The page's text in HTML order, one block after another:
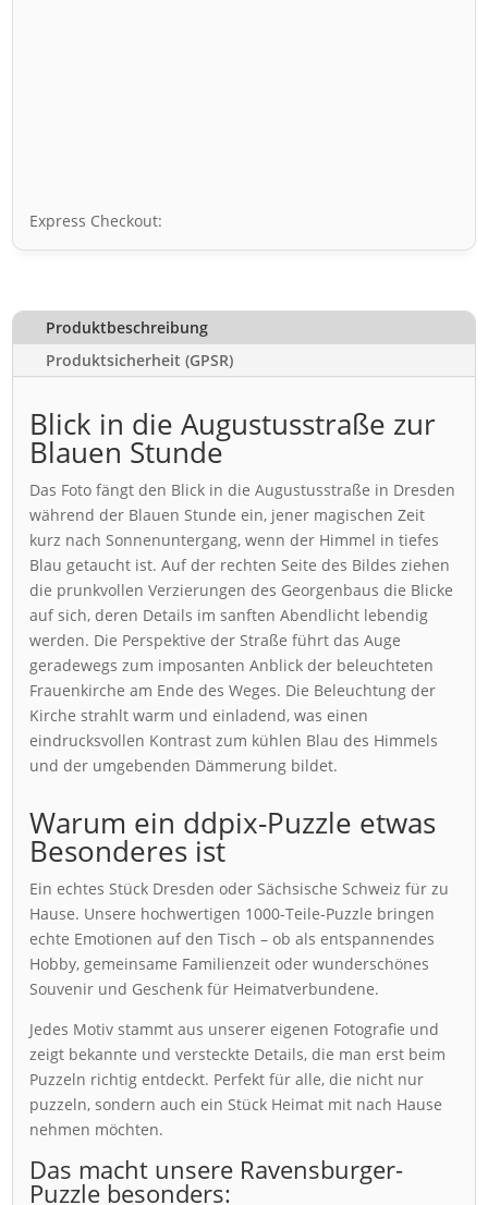
Express Checkout:
Produktbeschreibung
Produktsicherheit (GPSR)
Blick in die Augustusstraße zur
Blauen Stunde
Das Foto fängt den Blick in die Augustusstraße in Dresden
während der Blauen Stunde ein, jener magischen Zeit
kurz nach Sonnenuntergang, wenn der Himmel in tiefes
Blau getaucht ist. Auf der rechten Seite des Bildes ziehen
die prunkvollen Verzierungen des Georgenbaus die Blicke
auf sich, deren Details im sanften Abendlicht lebendig
werden. Die Perspektive der Straße führt das Auge
geradewegs zum imposanten Anblick der beleuchteten
Frauenkirche am Ende des Weges. Die Beleuchtung der
Kirche strahlt warm und einladend, was einen
eindrucksvollen Kontrast zum kühlen Blau des Himmels
und der umgebenden Dämmerung bildet.
Warum ein ddpix-Puzzle etwas
Besonderes ist
Ein echtes Stück Dresden oder Sächsische Schweiz für zu
Hause. Unsere hochwertigen 1000-Teile-Puzzle bringen
echte Emotionen auf den Tisch – ob als entspannendes
Hobby, gemeinsame Familienzeit oder wunderschönes
Souvenir und Geschenk für Heimatverbundene.
Jedes Motiv stammt aus unserer eigenen Fotografie und
zeigt bekannte und versteckte Details, die man erst beim
Puzzeln richtig entdeckt. Perfekt für alle, die nicht nur
puzzeln, sondern auch ein Stück Heimat mit nach Hause
nehmen möchten.
Das macht unsere Ravensburger-
Puzzle besonders: